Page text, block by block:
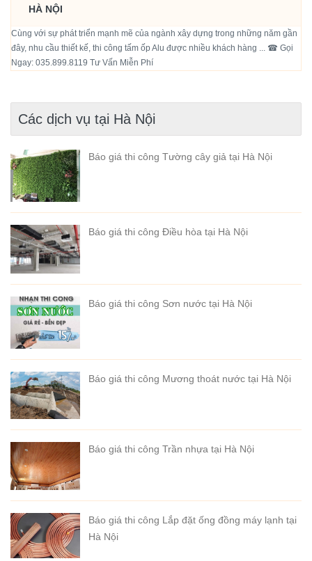
HÀ NỘI
Cùng với sự phát triển mạnh mẽ của ngành xây dựng trong những năm gần
đây, nhu cầu thiết kế, thi công tấm ốp Alu được nhiều khách hàng ... ☎ Gọi
Ngay: 035.899.8119 Tư Vấn Miễn Phí
Các dịch vụ tại Hà Nội
Báo giá thi công Tường cây giả tại Hà Nội
Báo giá thi công Điều hòa tại Hà Nội
Báo giá thi công Sơn nước tại Hà Nội
Báo giá thi công Mương thoát nước tại Hà Nội
Báo giá thi công Trần nhựa tại Hà Nội
Báo giá thi công Lắp đặt ống đồng máy lạnh tại
Hà Nội